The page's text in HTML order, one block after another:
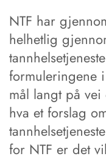
NTF har
helhetlig
formuleringene
mål langt på
hva et forslag
for NTF er det